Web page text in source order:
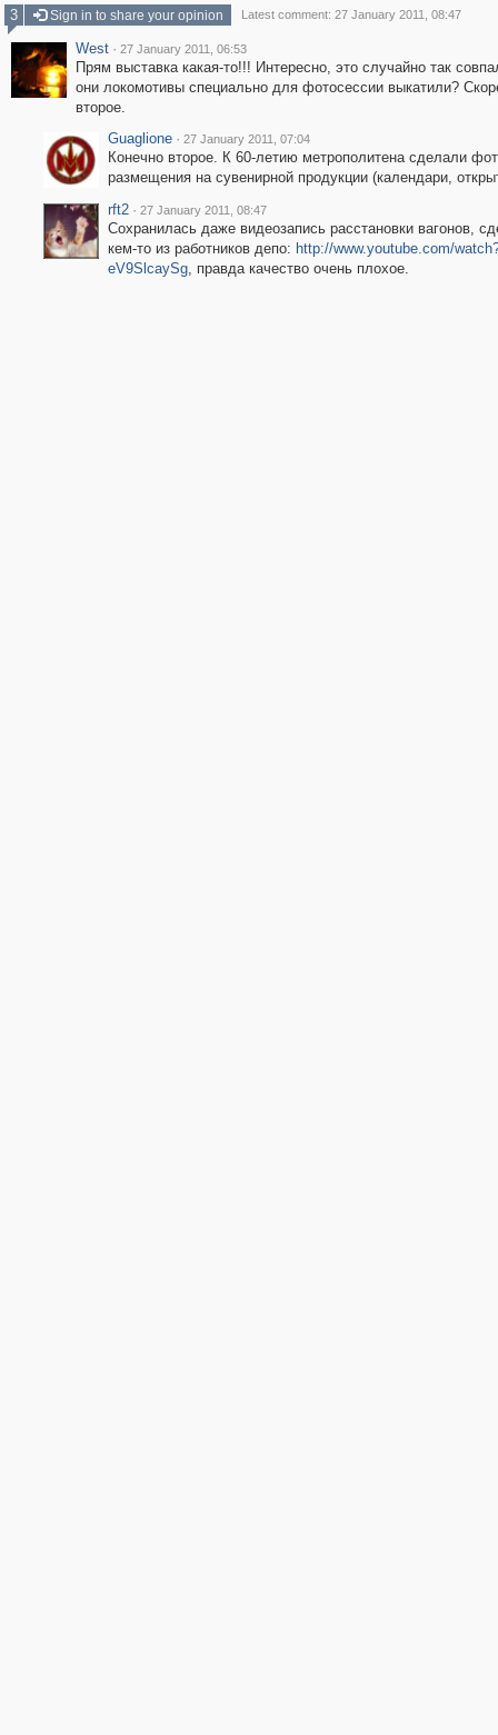
3
Sign in to share your opinion Latest comment: 27 January 2011, 08:47
West · 27 January 2011, 06:53
Прям выставка какая-то!!! Интересно, это случайно так
они локомотивы специально для фотосессии выкатили?
второе.
Guaglione · 27 January 2011, 07:04
Конечно второе. К 60-летию метрополитена сделали
размещения на сувенирной продукции (календари,
rft2 · 27 January 2011, 08:47
Сохранилась даже видеозапись расстановки вагонов,
кем-то из работников депо: http://www.youtube.com/
eV9SlcaySg, правда качество очень плохое.